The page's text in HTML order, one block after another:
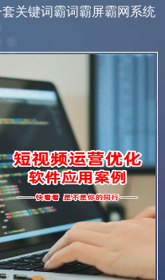
关键词霸词霸屏霸网系统